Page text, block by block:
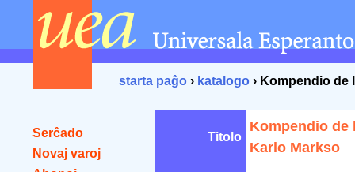
starta paĝo › katalogo › Kompendio de
Serĉado
Novaj varoj
Titolo
Kompendio de
Karlo Markso